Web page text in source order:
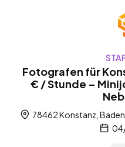
Fotografen für
€ / Stunde –
78462 Konstanz,